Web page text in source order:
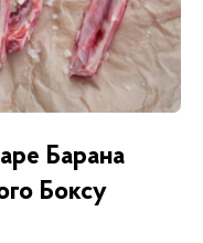
Барана
Боксу